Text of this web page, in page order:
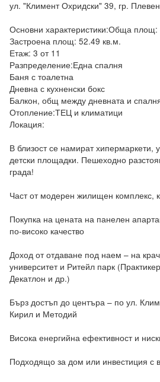
ул. "Климент Охридски" 39, гр. Плевен
Основни характеристики:Обща площ:
Застроена площ: 52.49 кв.м.
Етаж: 3 от 11
Разпределение:Една спалня
Баня с тоалетна
Дневна с кухненски бокс
Балкон, общ между дневната и
Отопление:ТЕЦ и климатици
Локация:
В близост се намират хипермаркети,
детски площадки. Пешеходно
града!
Част от модерен жилищен комплекс,
Покупка на цената на панелен
по-високо качество
Доход от отдаване под наем – на
университет и Ритейл парк
Декатлон и др.)
Бърз достъп до центъра – по ул.
Кирил и Методий
Висока енергийна ефективност и
Подходящо за дом или инвестиция с